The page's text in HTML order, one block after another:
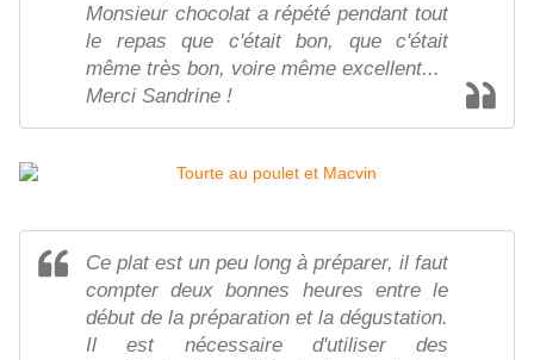
Monsieur chocolat a répété pendant tout
le repas que c'était bon, que c'était
même très bon, voire même excellent...
Merci Sandrine !
Ce plat est un peu long à préparer, il faut
compter deux bonnes heures entre le
début de la préparation et la dégustation.
Il est nécessaire d'utiliser des